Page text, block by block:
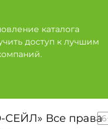
каталога
доступ к лучшим
Все права